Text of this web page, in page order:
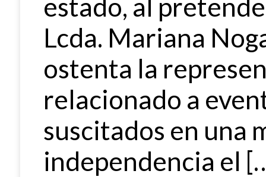
estado, al
Lcda. Mariana
ostenta la
relacionado a
suscitados en una
independencia el